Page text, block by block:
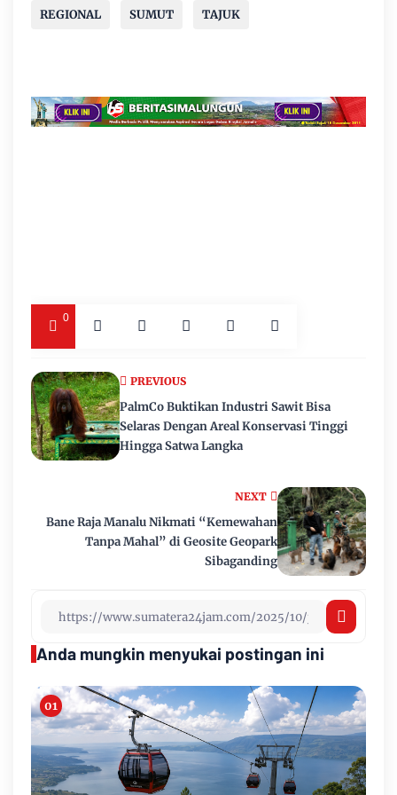
REGIONAL SUMUT TAJUK
0
NEXT
Bane Raja Manalu Nikmati “Kemewahan
Tanpa Mahal” di Geosite Geopark
Sibaganding
PREVIOUS
PalmCo Buktikan Industri Sawit Bisa
Selaras Dengan Areal Konservasi Tinggi
Hingga Satwa Langka
Anda mungkin menyukai postingan ini